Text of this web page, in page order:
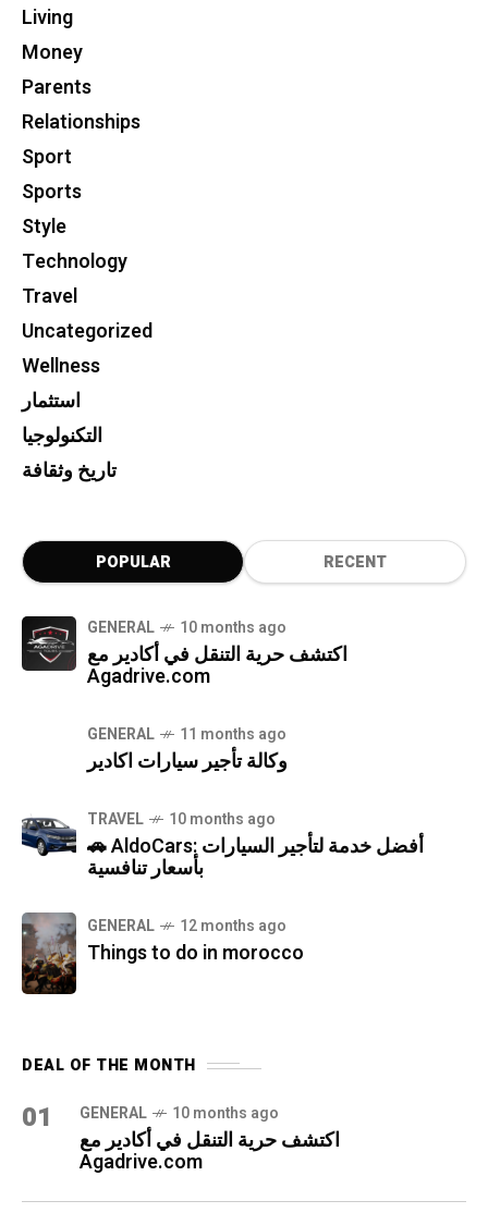
Living
Money
Parents
Relationships
Sport
Sports
Style
Technology
Travel
Uncategorized
Wellness
استثمار
التكنولوجيا
تاريخ وثقافة
POPULAR RECENT
GENERAL 10 months ago
اكتشف حرية التنقل في أكادير مع
Agadrive.com
GENERAL 11 months ago
وكالة تأجير سيارات اكادير
TRAVEL 10 months ago
🚗 AldoCars: أفضل خدمة لتأجير السيارات
بأسعار تنافسية
GENERAL 12 months ago
Things to do in morocco
DEAL OF THE MONTH
01 GENERAL 10 months ago
اكتشف حرية التنقل في أكادير مع
Agadrive.com